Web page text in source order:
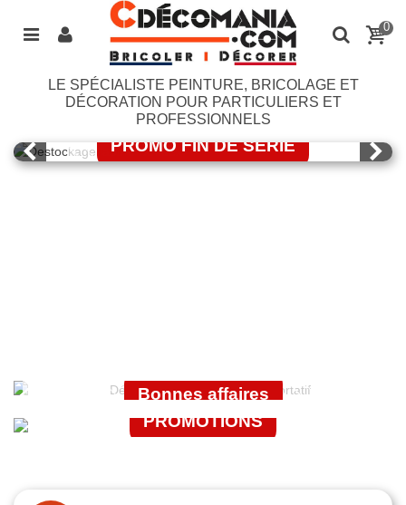
0
LE SPÉCIALISTE PEINTURE, BRICOLAGE ET
DÉCORATION POUR PARTICULIERS ET
PROFESSIONNELS
LASURE BONDEX
PROMO FIN DE SERIE
Bonnes affaires
GUITTET
PROMOTIONS